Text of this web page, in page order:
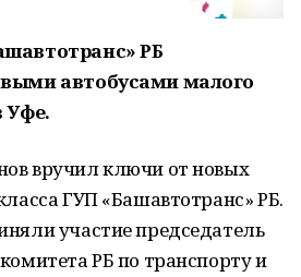
РБ
автобусами малого
Уфе.
вручил ключи от новых
ГУП «Башавтотранс» РБ.
участие председатель
РБ по транспорту и